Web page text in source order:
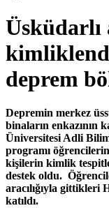
deprem
Depremin merkez
binaların enkazının
Üniversitesi Adli
programı
kişilerin kimlik
destek oldu.
aracılığıyla gittikleri
katıldı.